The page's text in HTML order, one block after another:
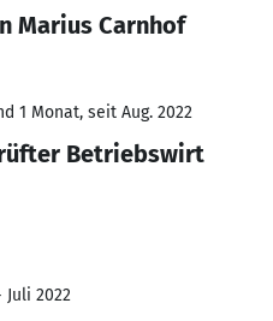
Marius Carnhof
1 Monat, seit Aug. 2022
Betriebswirt
Juli 2022